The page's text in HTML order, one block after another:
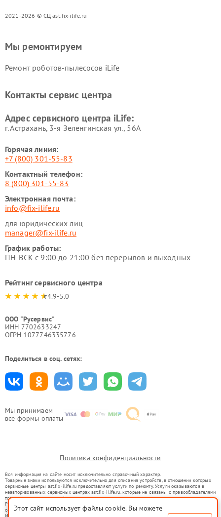
2021-2026 © СЦ ast.fix-ilife.ru
Мы принимаем
все формы оплаты
Мы ремонтируем
Ремонт роботов-пылесосов iLife
Контакты сервис центра
Адрес сервисного центра iLife:
г. Астрахань, 3-я Зеленгинская ул., 56А
Горячая линия:
+7 (800) 301-55-83
Контактный телефон:
8 (800) 301-55-83
Электронная почта:
info@fix-ilife.ru
для юридических лиц
manager@fix-ilife.ru
График работы:
ПН-ВСК с 9:00 до 21:00 без перерывов и выходных
Рейтинг сервисного центра
4.9-5.0
ООО "Русервис"
ИНН 7702633247
ОГРН 1077746335776
Поделиться в соц. сетях:
Политика конфиденциальности
Вся информация на сайте носит исключительно справочный характер.
Товарные знаки используются исключительно для описания устройств, в отношении которых
сервисные центры ast.fix-ilife.ru предоставляют услуги по ремонту. Услуги оказываются в
неавторизованных сервисных центрах ast.fix-ilife.ru, которые не связаны с правообладателями
товарных знаков или их официальными представителями.
Ремонт осуществляется для устройств, уже введенных в гражданский оборот в соответствии
со статьей 1487 ГК РФ.
Этот сайт использует файлы cookie. Вы можете